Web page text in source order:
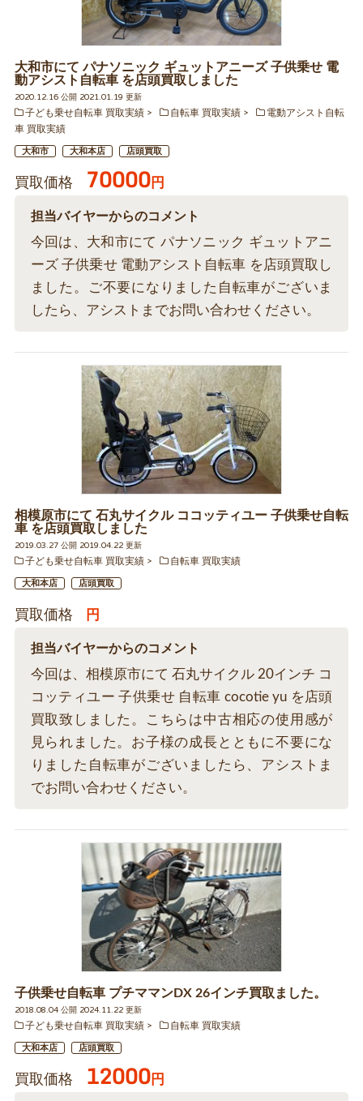
大和市にて パナソニック ギュットアニーズ 子供乗せ 電
動アシスト自転車 を店頭買取しました
2020.12.16 公開 2021.01.19 更新
子ども乗せ自転車 買取実績
自転車 買取実績
電動アシスト自転
車 買取実績
大和市 大和本店 店頭買取
買取価格 70000円
担当バイヤーからのコメント
今回は、大和市にて パナソニック ギュットアニ
ーズ 子供乗せ 電動アシスト自転車 を店頭買取し
ました。ご不要になりました自転車がございま
したら、アシストまでお問い合わせください。
相模原市にて 石丸サイクル ココッティユー 子供乗せ自転
車 を店頭買取しました
2019.03.27 公開 2019.04.22 更新
子ども乗せ自転車 買取実績
自転車 買取実績
大和本店 店頭買取
買取価格 円
担当バイヤーからのコメント
今回は、相模原市にて 石丸サイクル 20インチ コ
コッティユー 子供乗せ 自転車 cocotie yu を店頭
買取致しました。こちらは中古相応の使用感が
見られました。お子様の成長とともに不要にな
りました自転車がございましたら、アシストま
でお問い合わせください。
子供乗せ自転車 プチママンDX 26インチ買取ました。
2018.08.04 公開 2024.11.22 更新
子ども乗せ自転車 買取実績
自転車 買取実績
大和本店 店頭買取
買取価格 12000円